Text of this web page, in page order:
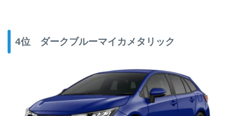
4位 ダークブルーマイカメタリック